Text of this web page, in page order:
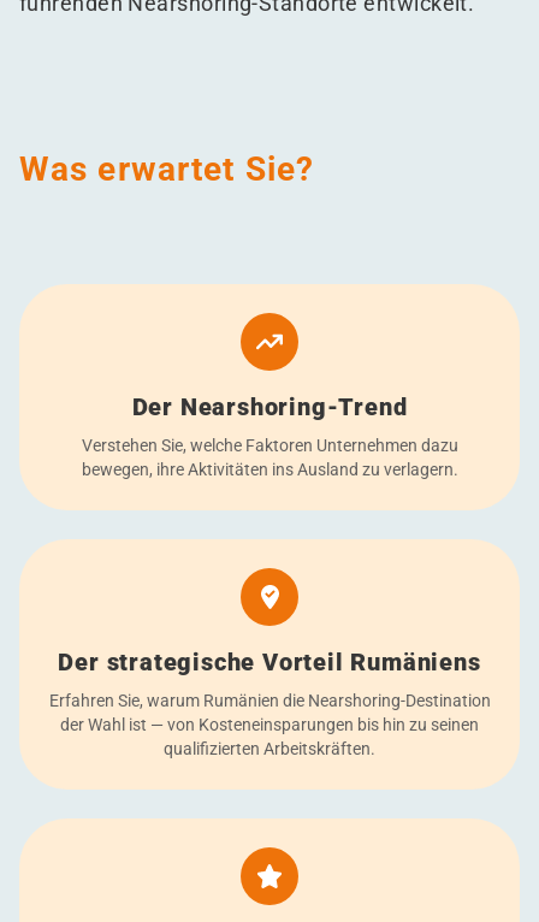
Was erwartet Sie?
Der Nearshoring-Trend
Verstehen Sie, welche Faktoren Unternehmen dazu
bewegen, ihre Aktivitäten ins Ausland zu verlagern.
Der strategische Vorteil Rumäniens
Erfahren Sie, warum Rumänien die Nearshoring-Destination
der Wahl ist — von Kosteneinsparungen bis hin zu seinen
qualifizierten Arbeitskräften.